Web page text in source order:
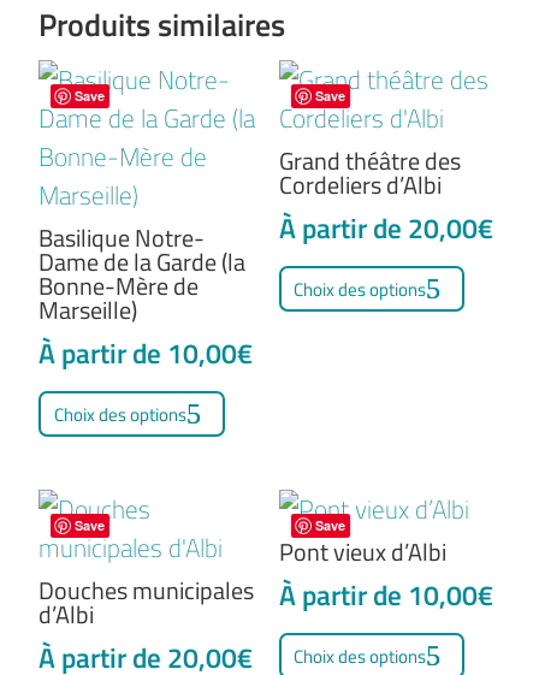
page
du
produit
du
variations.
options
peuvent
choisies
sur
page
du
Les
la
Produits similaires
Save
Basilique Notre-
Dame de la Garde (la
Bonne-Mère de
Marseille)
À partir de 10,00€
Choix des options
Ce
produit
plusieurs
variations.
Les
peuvent
Save
Grand théâtre des
Cordeliers d’Albi
À partir de 20,00€
Choix des options
Ce
produit
sur
Save
Douches municipales
d’Albi
À partir de 20,00€
Save
Pont vieux d’Albi
À partir de 10,00€
Choix des options
Ce